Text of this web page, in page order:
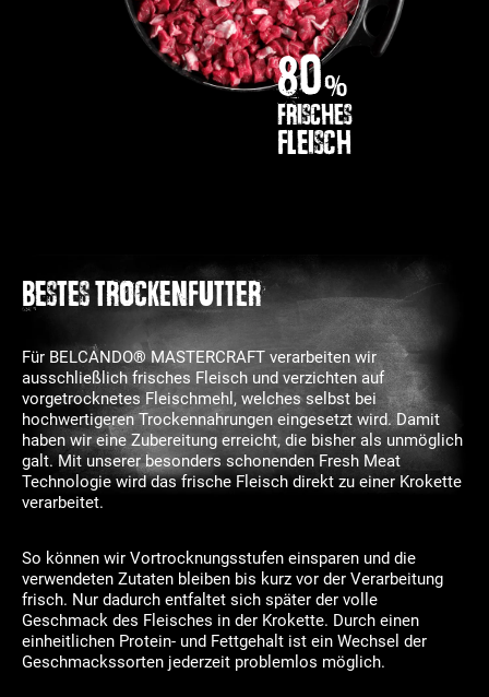
80%
frisches
Fleisch
BESTES TROCKENFUTTER
Für BELCANDO® MASTERCRAFT verarbeiten wir
ausschließlich frisches Fleisch und verzichten auf
vorgetrocknetes Fleischmehl, welches selbst bei
hochwertigeren Trockennahrungen eingesetzt wird. Damit
haben wir eine Zubereitung erreicht, die bisher als unmöglich
galt. Mit unserer besonders schonenden Fresh Meat
Technologie wird das frische Fleisch direkt zu einer Krokette
verarbeitet.
So können wir Vortrocknungsstufen einsparen und die
verwendeten Zutaten bleiben bis kurz vor der Verarbeitung
frisch. Nur dadurch entfaltet sich später der volle
Geschmack des Fleisches in der Krokette. Durch einen
einheitlichen Protein- und Fettgehalt ist ein Wechsel der
Geschmackssorten jederzeit problemlos möglich.